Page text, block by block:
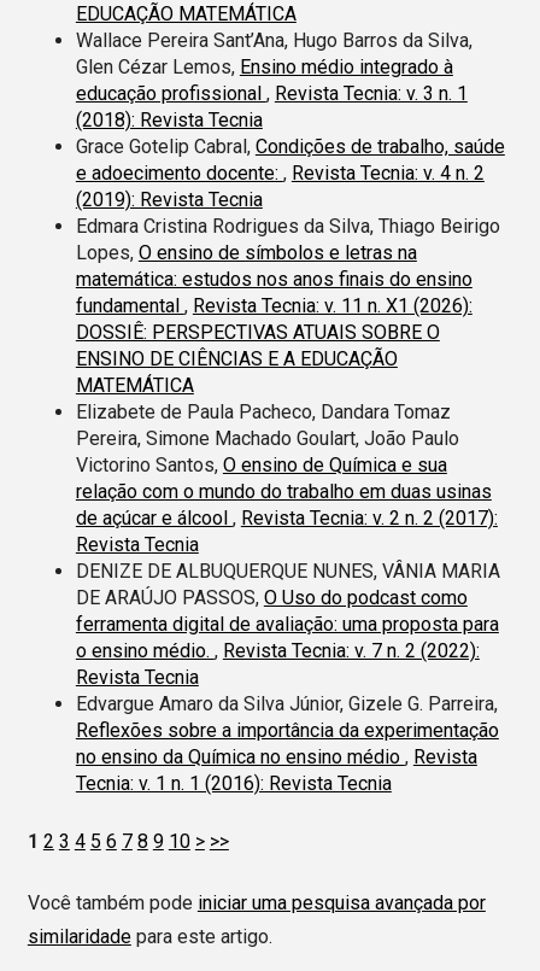
EDUCAÇÃO MATEMÁTICA
Wallace Pereira Sant’Ana, Hugo Barros da Silva,
Glen Cézar Lemos, Ensino médio integrado à
educação profissional , Revista Tecnia: v. 3 n. 1
(2018): Revista Tecnia
Grace Gotelip Cabral, Condições de trabalho, saúde
e adoecimento docente: , Revista Tecnia: v. 4 n. 2
(2019): Revista Tecnia
Edmara Cristina Rodrigues da Silva, Thiago Beirigo
Lopes, O ensino de símbolos e letras na
matemática: estudos nos anos finais do ensino
fundamental , Revista Tecnia: v. 11 n. X1 (2026):
DOSSIÊ: PERSPECTIVAS ATUAIS SOBRE O
ENSINO DE CIÊNCIAS E A EDUCAÇÃO
MATEMÁTICA
Elizabete de Paula Pacheco, Dandara Tomaz
Pereira, Simone Machado Goulart, João Paulo
Victorino Santos, O ensino de Química e sua
relação com o mundo do trabalho em duas usinas
de açúcar e álcool , Revista Tecnia: v. 2 n. 2 (2017):
Revista Tecnia
DENIZE DE ALBUQUERQUE NUNES, VÂNIA MARIA
DE ARAÚJO PASSOS, O Uso do podcast como
ferramenta digital de avaliação: uma proposta para
o ensino médio. , Revista Tecnia: v. 7 n. 2 (2022):
Revista Tecnia
Edvargue Amaro da Silva Júnior, Gizele G. Parreira,
Reflexões sobre a importância da experimentação
no ensino da Química no ensino médio , Revista
Tecnia: v. 1 n. 1 (2016): Revista Tecnia
1 2 3 4 5 6 7 8 9 10 > >>
Você também pode iniciar uma pesquisa avançada por
similaridadepara este artigo.